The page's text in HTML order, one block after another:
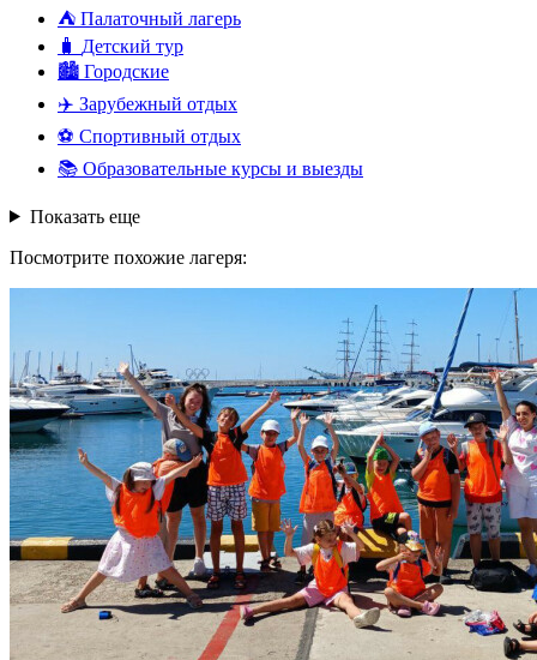
⛺ Палаточный лагерь
🧳 Детский тур
🏙️ Городские
✈️ Зарубежный отдых
⚽ Спортивный отдых
📚 Образовательные курсы и выезды
Показать еще
Посмотрите похожие лагеря: